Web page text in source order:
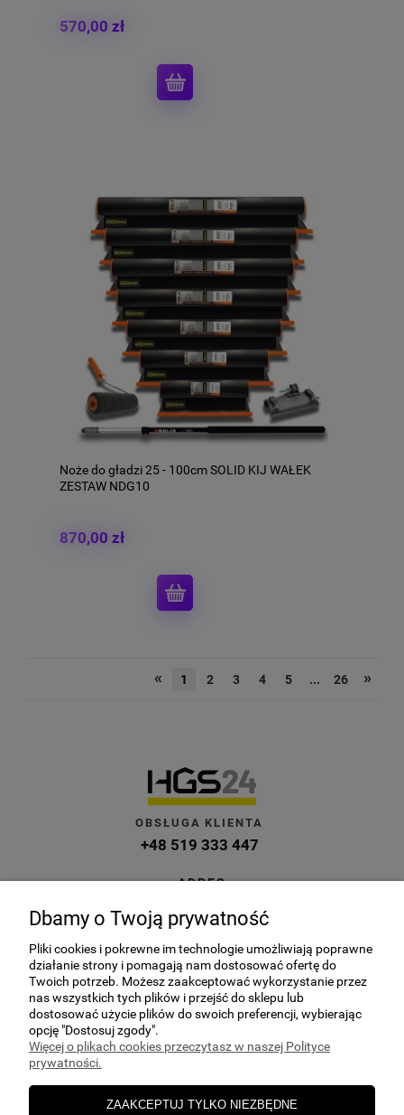
570,00 zł
Noże do gładzi 25 - 100cm SOLID KIJ WAŁEK
ZESTAW NDG10
870,00 zł
« 1 2 3 4 5 ... 26 »
OBSŁUGA KLIENTA
+48 519 333 447
ADRES
Kujawski
E-MAIL
sklep@hgs24.pl
Dbamy o Twoją prywatność
Pliki cookies i pokrewne im technologie umożliwiają poprawne
działanie strony i pomagają nam dostosować ofertę do
Twoich potrzeb. Możesz zaakceptować wykorzystanie przez
nas wszystkich tych plików i przejść do sklepu lub
dostosować użycie plików do swoich preferencji, wybierając
opcję "Dostosuj zgody".
Więcej o plikach cookies przeczytasz w naszej Polityce
prywatności.
ZAAKCEPTUJ TYLKO NIEZBĘDNE